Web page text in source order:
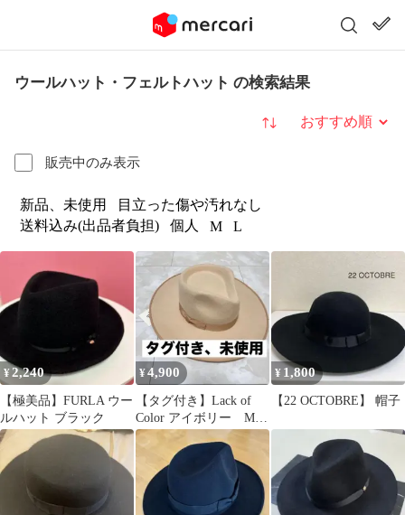
ウールハット・フェルトハット の検索結果
販売中のみ表示
並び替え
新品、未使用
目立った傷や汚れなし
送料込み(出品者負担)
個人 M L
¥2,240
【極美品】FURLA ウー
ルハット ブラック
¥4,900
【タグ付き】Lack of
Color アイボリー Mサ
イズ タグ付き 未使
¥ 1,800
【22 OCTOBRE】 帽子